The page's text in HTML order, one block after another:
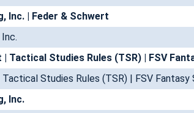
Inc. | Feder & Schwert
Inc.